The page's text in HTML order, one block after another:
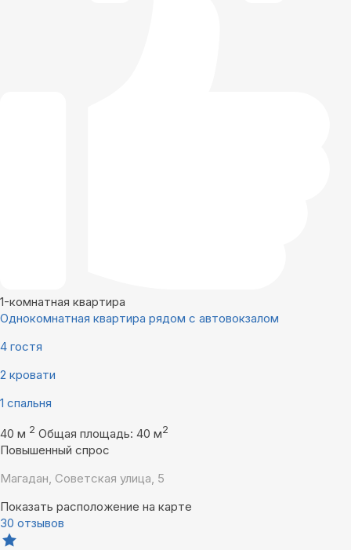
1-комнатная квартира
Однокомнатная квартира рядом с автовокзалом
4 гостя
2 кровати
1 спальня
40 м 2 Общая площадь: 40 м2
Повышенный спрос
Магадан, Советская улица, 5
Показать расположение на карте
30 отзывов